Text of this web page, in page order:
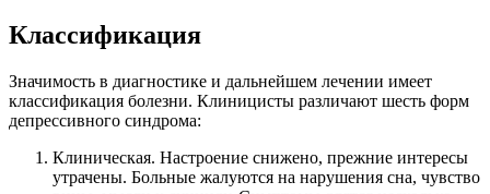
Классификация
Значимость в диагностике и дальнейшем лечении имеет
классификация болезни. Клиницисты различают шесть форм
депрессивного синдрома:
Клиническая. Настроение снижено, прежние интересы
утрачены. Больные жалуются на нарушения сна, чувство